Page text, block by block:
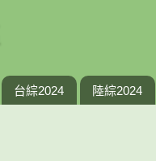
台綜2024 陸綜2024